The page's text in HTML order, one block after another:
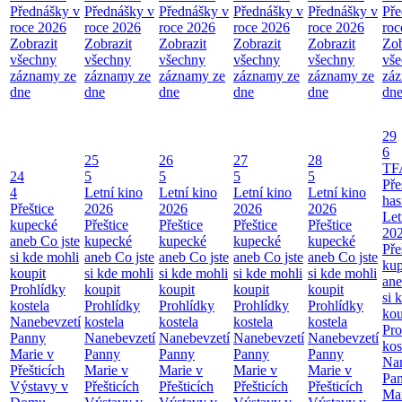
Přednášky v
roce 2026
Zobrazit
všechny
záznamy ze
dne
Přednášky v
roce 2026
Zobrazit
všechny
záznamy ze
dne
Přednášky v
roce 2026
Zobrazit
všechny
záznamy ze
dne
Přednášky v
roce 2026
Zobrazit
všechny
záznamy ze
dne
Přednášky v
roce 2026
Zobrazit
všechny
záznamy ze
dne
dne
24
4
Přeštice
kupecké
aneb Co jste
si kde mohli
koupit
Prohlídky
kostela
Nanebevzetí
Panny
Marie v
Přešticích
Výstavy v
25
5
Letní kino
2026
Přeštice
kupecké
aneb Co jste
si kde mohli
koupit
Prohlídky
kostela
Nanebevzetí
Panny
Marie v
Přešticích
26
5
Letní kino
2026
Přeštice
kupecké
aneb Co jste
si kde mohli
koupit
Prohlídky
kostela
Nanebevzetí
Panny
Marie v
Přešticích
27
5
Letní kino
2026
Přeštice
kupecké
aneb Co jste
si kde mohli
koupit
Prohlídky
kostela
Nanebevzetí
Panny
Marie v
Přešticích
28
5
Letní kino
2026
Přeštice
kupecké
aneb Co jste
si kde mohli
koupit
Prohlídky
kostela
Nanebevzetí
Panny
Marie v
Přešticích
29
6
si